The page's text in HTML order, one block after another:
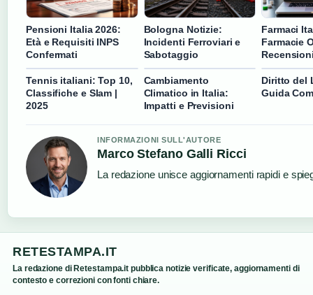
Pensioni Italia 2026:
Età e Requisiti INPS
Confermati
Bologna Notizie:
Incidenti Ferroviari e
Sabotaggio
Farmaci
Farmacie
Tennis italiani: Top 10,
Classifiche e Slam |
2025
Cambiamento
Climatico in Italia:
Impatti e Previsioni
Diritto del
Guida
INFORMAZIONI SULL'AUTORE
Marco Stefano Galli Ricci
La redazione unisce aggiornamenti rapidi e
RETESTAMPA.IT
La redazione di Retestampa.it pubblica notizie verificate, aggiornamenti di
contesto e correzioni con fonti chiare.